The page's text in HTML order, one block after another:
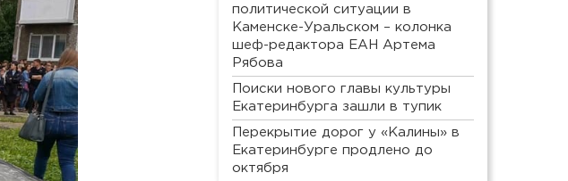
политической ситуации в
Каменске-Уральском – колонка
шеф-редактора ЕАН Артема
Рябова
Поиски нового главы культуры
Екатеринбурга зашли в тупик
Перекрытие дорог у «Калины» в
Екатеринбурге продлено до
октября